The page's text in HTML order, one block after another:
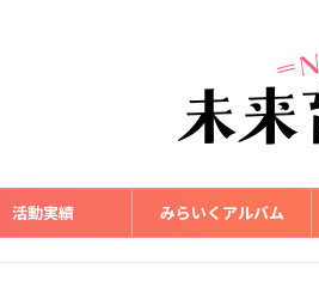
活動実績 みらいくアルバム